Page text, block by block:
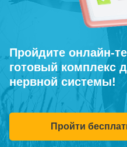
Пройдите онлайн-
готовый комплекс
нервной системы!
Пройти